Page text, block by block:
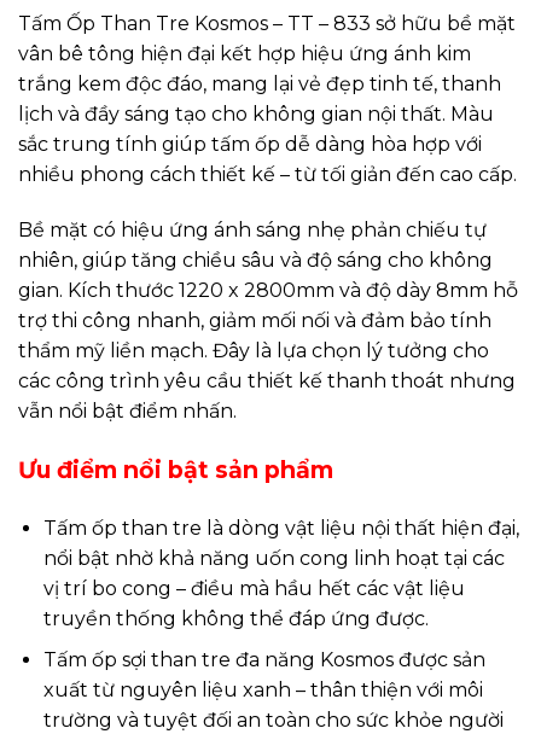
Tấm Ốp Than Tre Kosmos – TT – 833 sở hữu bề mặt
vân bê tông hiện đại kết hợp hiệu ứng ánh kim
trắng kem độc đáo, mang lại vẻ đẹp tinh tế, thanh
lịch và đầy sáng tạo cho không gian nội thất. Màu
sắc trung tính giúp tấm ốp dễ dàng hòa hợp với
nhiều phong cách thiết kế – từ tối giản đến cao cấp.
Bề mặt có hiệu ứng ánh sáng nhẹ phản chiếu tự
nhiên, giúp tăng chiều sâu và độ sáng cho không
gian. Kích thước 1220 x 2800mm và độ dày 8mm hỗ
trợ thi công nhanh, giảm mối nối và đảm bảo tính
thẩm mỹ liền mạch. Đây là lựa chọn lý tưởng cho
các công trình yêu cầu thiết kế thanh thoát nhưng
vẫn nổi bật điểm nhấn.
Ưu điểm nổi bật sản phẩm
Tấm ốp than tre là dòng vật liệu nội thất hiện đại,
nổi bật nhờ khả năng uốn cong linh hoạt tại các
vị trí bo cong – điều mà hầu hết các vật liệu
truyền thống không thể đáp ứng được.
Tấm ốp sợi than tre đa năng Kosmos được sản
xuất từ nguyên liệu xanh – thân thiện với môi
trường và tuyệt đối an toàn cho sức khỏe người